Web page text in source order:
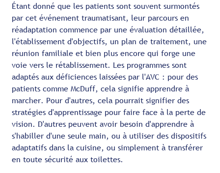
Étant donné que les patients sont souvent surmontés
par cet événement traumatisant, leur parcours en
réadaptation commence par une évaluation détaillée,
l'établissement d'objectifs, un plan de traitement, une
réunion familiale et bien plus encore qui forge une
voie vers le rétablissement. Les programmes sont
adaptés aux déficiences laissées par l'AVC : pour des
patients comme McDuff, cela signifie apprendre à
marcher. Pour d'autres, cela pourrait signifier des
stratégies d'apprentissage pour faire face à la perte de
vision. D'autres peuvent avoir besoin d'apprendre à
s'habiller d'une seule main, ou à utiliser des dispositifs
adaptatifs dans la cuisine, ou simplement à transférer
en toute sécurité aux toilettes.